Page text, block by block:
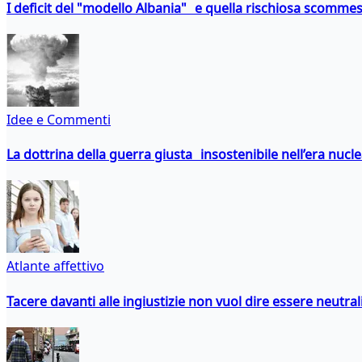
I deficit del "modello Albania" e quella rischiosa
Idee e Commenti
La dottrina della guerra giusta insostenibile nell’era
Atlante affettivo
Tacere davanti alle ingiustizie non vuol dire essere